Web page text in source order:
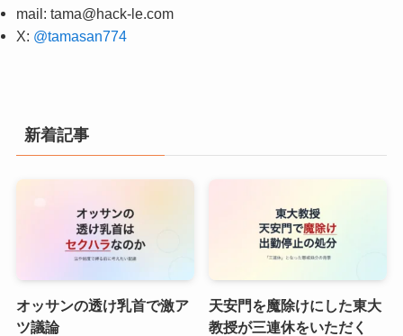
mail: tama@hack-le.com
X: @tamasan774
新着記事
オッサンの透け乳首で激ア
ツ議論
天安門を魔除けにした東大
教授が三連休をいただく